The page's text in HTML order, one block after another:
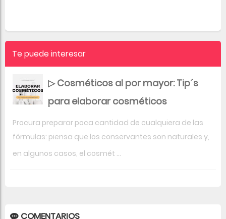
Te puede interesar
▷ Cosméticos al por mayor: Tip´s
para elaborar cosméticos
Procura preparar poca cantidad de cualquiera de las
fórmulas: piensa que los conservantes son naturales y,
en algunos casos, el cosmét ...
COMENTARIOS